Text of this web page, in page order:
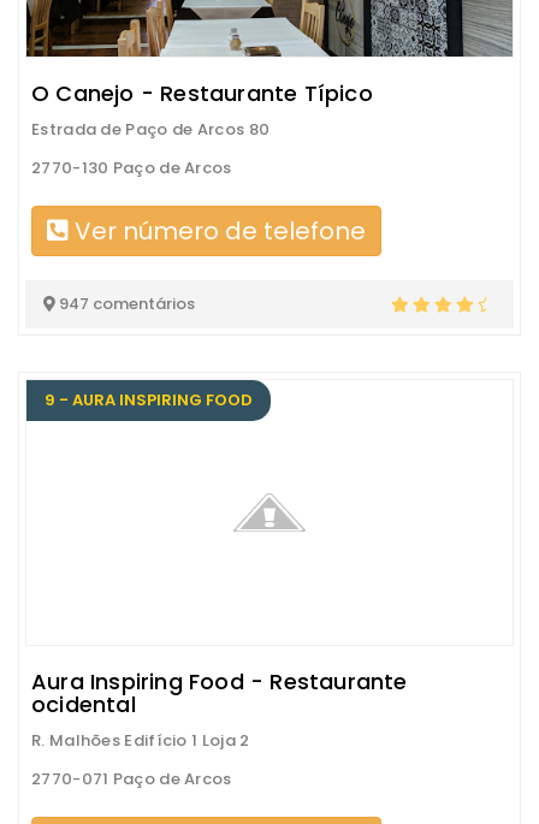
O Canejo - Restaurante Típico
Estrada de Paço de Arcos 80
2770-130 Paço de Arcos
Ver número de telefone
947 comentários
9 - AURA INSPIRING FOOD
Aura Inspiring Food - Restaurante
ocidental
R. Malhões Edifício 1 Loja 2
2770-071 Paço de Arcos